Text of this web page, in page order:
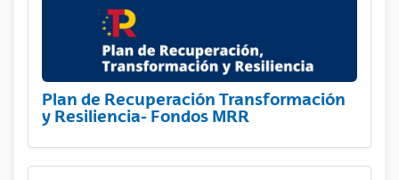
Plan de Recuperación Transformación
y Resiliencia- Fondos MRR